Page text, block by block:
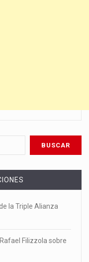
la Triple Alianza
Filizzola sobre